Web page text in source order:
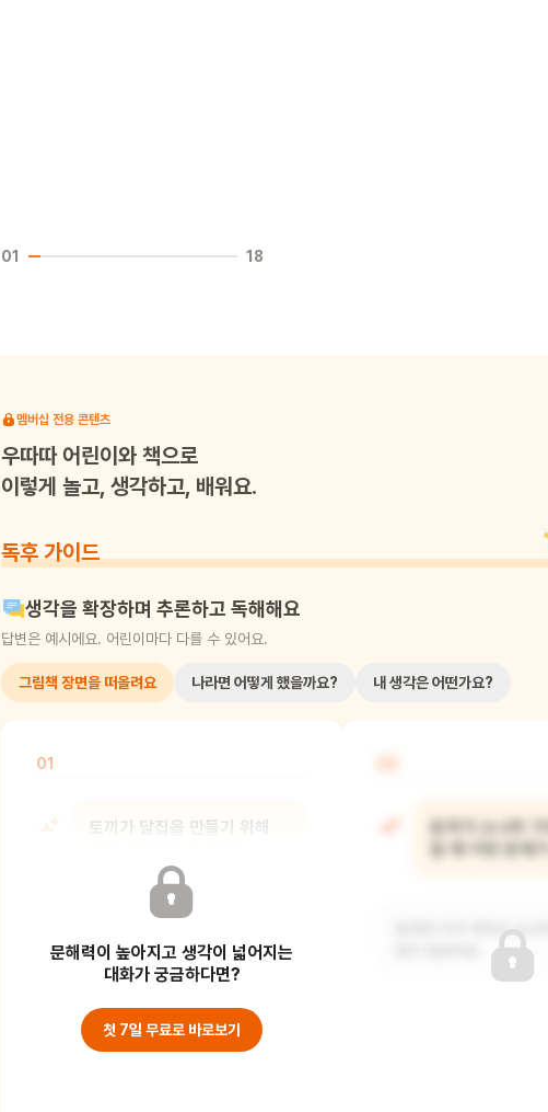
01 18
멤버십 전용 콘텐츠
우따따어린이와 책으로
이렇게 놀고, 생각하고, 배워요.
독후 가이드
생각을 확장하며 추론하고 독해해요
답변은 예시에요. 어린이마다 다를 수 있어요.
그림책 장면을 떠올려요 나라면 어떻게 했을까요? 내 생각은 어떤가요?
01
토끼가 달집을 만들기 위해
모았어요.
문해력이 높아지고 생각이 넓어지는
대화가 궁금하다면?
첫 7일 무료로 바로보기
토끼가 소나무 가
할 때 어떤 문제
토끼의 키가 작아서 소나